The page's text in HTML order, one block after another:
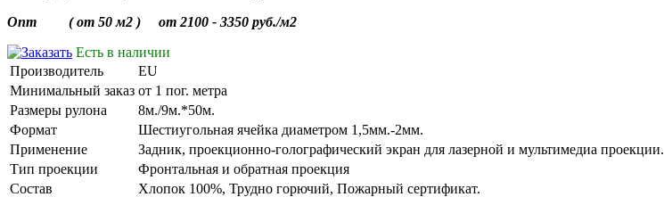
Опт ( от 50 м2 ) от 2100 - 3350 руб./м2
Есть в наличии
Производитель
EU
Минимальный заказ от 1 пог. метра
Размеры рулона
8м./9м.*50м.
Формат
Шестиугольная ячейка диаметром 1,5мм.-2мм.
Применение
Задник, проекционно-голографический экран для лазерной и мультимедиа проекции.
Тип проекции
Фронтальная и обратная проекция
Состав
Хлопок 100%, Трудно горючий, Пожарный сертификат.